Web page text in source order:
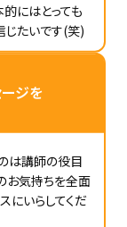
にはとっても
じたいです(笑)
ジを
は講師の役目
お気持ちを全面
にいらしてくだ